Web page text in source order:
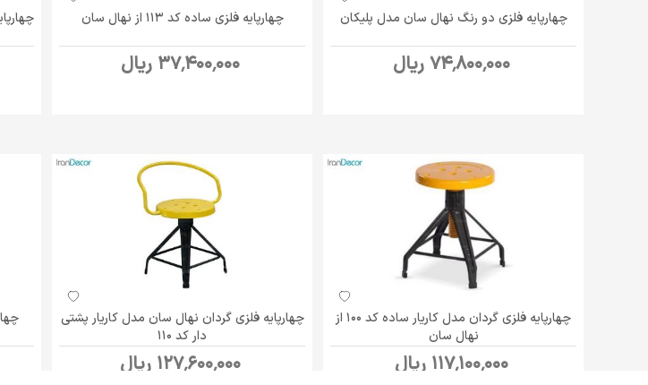
چهارپایه فلزی دو رنگ نهال سان مدل پلیکان
74٬800٬000 ریال
چهارپایه فلزی ساده کد 113 از نهال سان
37٬400٬000 ریال
چهارپایه فلزی گردان مدل کاریار ساده کد 100 از
نهال سان
117٬100٬000 ریال
چهارپایه فلزی گردان نهال سان مدل کاریار پشتی
دار کد 110
127٬600٬000 ریال